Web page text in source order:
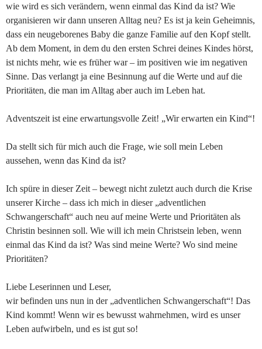
wie wird es sich verändern, wenn einmal das Kind da ist? Wie
organisieren wir dann unseren Alltag neu? Es ist ja kein Geheimnis,
dass ein neugeborenes Baby die ganze Familie auf den Kopf stellt.
Ab dem Moment, in dem du den ersten Schrei deines Kindes hörst,
ist nichts mehr, wie es früher war – im positiven wie im negativen
Sinne. Das verlangt ja eine Besinnung auf die Werte und auf die
Prioritäten, die man im Alltag aber auch im Leben hat.
Adventszeit ist eine erwartungsvolle Zeit! „Wir erwarten ein Kind“!
Da stellt sich für mich auch die Frage, wie soll mein Leben
aussehen, wenn das Kind da ist?
Ich spüre in dieser Zeit – bewegt nicht zuletzt auch durch die Krise
unserer Kirche – dass ich mich in dieser „adventlichen
Schwangerschaft“ auch neu auf meine Werte und Prioritäten als
Christin besinnen soll. Wie will ich mein Christsein leben, wenn
einmal das Kind da ist? Was sind meine Werte? Wo sind meine
Prioritäten?
Liebe Leserinnen und Leser,
wir befinden uns nun in der „adventlichen Schwangerschaft“! Das
Kind kommt! Wenn wir es bewusst wahrnehmen, wird es unser
Leben aufwirbeln, und es ist gut so!